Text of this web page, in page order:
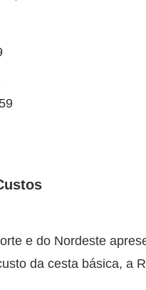
e do Nordeste
da cesta básica, a